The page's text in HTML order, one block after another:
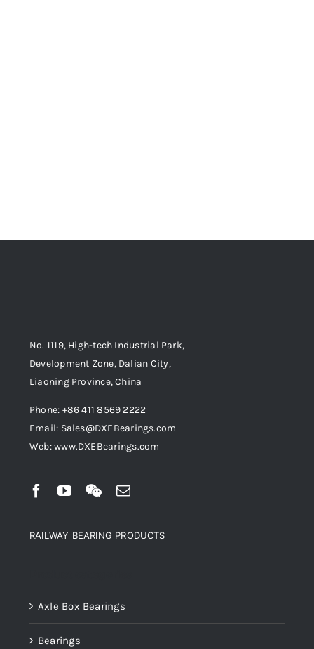
No. 1119, High-tech Industrial Park,
Development Zone, Dalian City,
Liaoning Province, China
Phone: +86 411 8569 2222
Email: Sales@DXEBearings.com
Web: www.DXEBearings.com
RAILWAY BEARING PRODUCTS
Axle Box Bearings
Bearings